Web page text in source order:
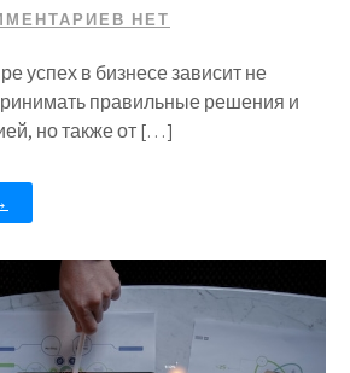
НЕТ
успех в бизнесе зависит не
правильные решения и
но также от […]